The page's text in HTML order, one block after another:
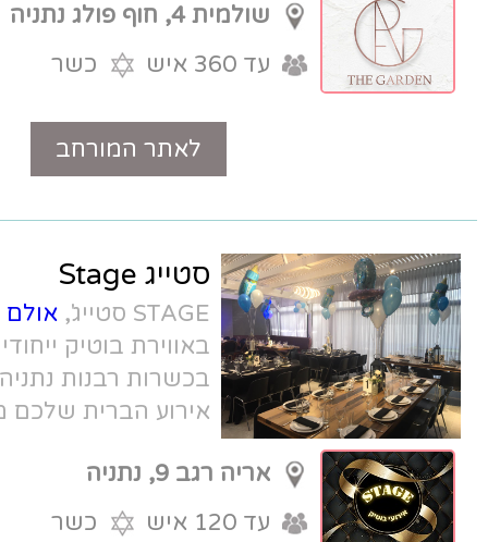
שולמית 4, חוף פולג נתניה
כשר
טלפון
סטייג Stage
STAGE סטייג',
אולם אירועים בנתניה
באווירת בוטיק ייחודית, עם תפריט שף
בכשרות רבנות נתניה, ועולם תוכן רחב.
אירוע הברית שלכם מעולם לא נראה
מקורי כל כך.
אריה רגב 9, נתניה
עד 120 איש
כשר